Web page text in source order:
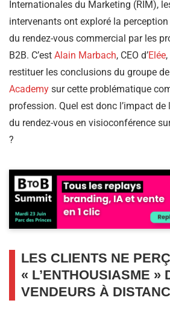
Internationales du Marketing (RIM),
intervenants ont exploré la
du rendez-vous commercial par les
B2B. C’est Alain Marbach, CEO d’Elée
restituer les conclusions du groupe
Academy sur cette problématique
profession. Quel est donc l’impact
du rendez-vous en visioconférence
?
LES CLIENTS NE
« L’ENTHOUSIASME »
VENDEURS À